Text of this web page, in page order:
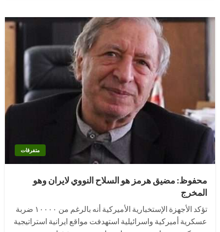
متفرقات
محفوظ: مضيق هرمز هو السلاح النووي لايران وهو
المخرج
تؤكد الأجهزة الإستخبارية الأميركية أنه بالرغم من ١٠٠٠٠ ضربة
عسكرية أميركية واسرائيلية استهدفت مواقع ايرانية استراتيجية